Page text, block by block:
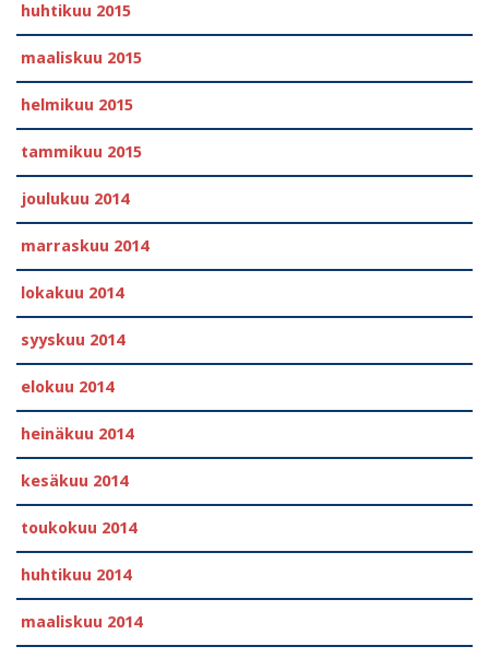
huhtikuu 2015
maaliskuu 2015
helmikuu 2015
tammikuu 2015
joulukuu 2014
marraskuu 2014
lokakuu 2014
syyskuu 2014
elokuu 2014
heinäkuu 2014
kesäkuu 2014
toukokuu 2014
huhtikuu 2014
maaliskuu 2014